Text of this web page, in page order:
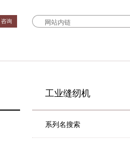
咨询
工业缝纫机
系列名搜索